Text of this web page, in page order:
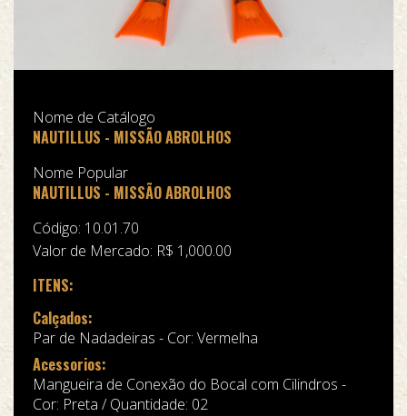
Nome de Catálogo
NAUTILLUS - MISSÃO ABROLHOS
Nome Popular
NAUTILLUS - MISSÃO ABROLHOS
Código: 10.01.70
Valor de Mercado: R$ 1,000.00
ITENS:
Calçados:
Par de Nadadeiras - Cor: Vermelha
Acessorios:
Mangueira de Conexão do Bocal com Cilindros -
Cor: Preta / Quantidade: 02